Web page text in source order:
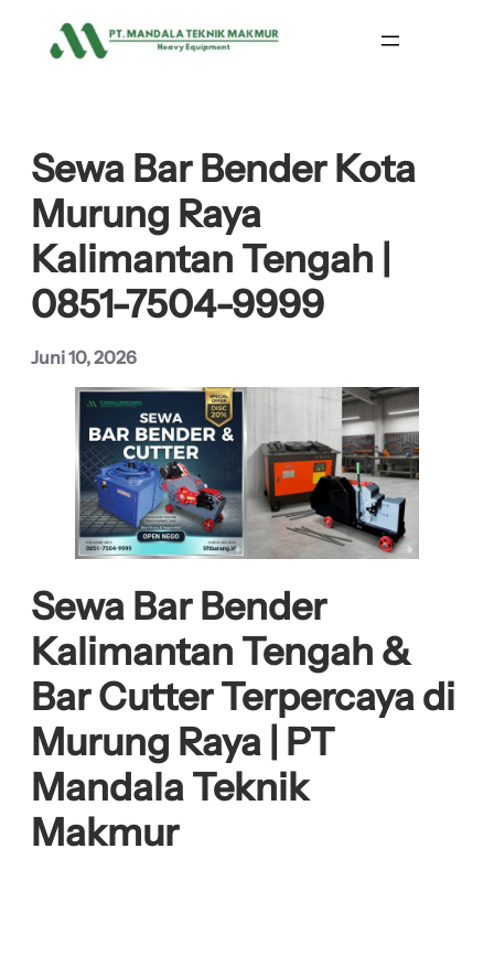
Sewa Bar Bender Kota
Murung Raya
Kalimantan Tengah |
0851-7504-9999
Juni 10, 2026
Sewa Bar Bender
Kalimantan Tengah &
Bar Cutter Terpercaya di
Murung Raya | PT
Mandala Teknik
Makmur